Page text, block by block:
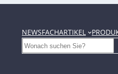
NEWSFACHARTIKEL
Search